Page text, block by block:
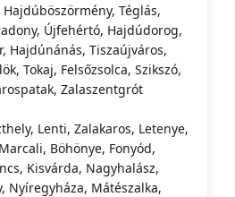
Téglás,
Újfehértó, Hajdúdorog,
Hajdúnánás, Tiszaújváros,
Tokaj, Felsőzsolca, Szikszó,
Zalaszentgrót
Lenti, Zalakaros, Letenye,
Böhönye, Fonyód,
Kisvárda, Nagyhalász,
Nyíregyháza, Mátészalka,